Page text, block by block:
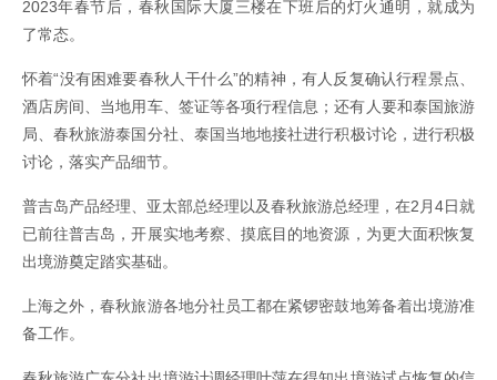
2023年春节后，春秋国际大厦三楼在下班后的灯火通明，就成为
了常态。
怀着“没有困难要春秋人干什么”的精神，有人反复确认行程景点、
酒店房间、当地用车、签证等各项行程信息；还有人要和泰国旅游
局、春秋旅游泰国分社、泰国当地地接社进行积极讨论，进行积极
讨论，落实产品细节。
普吉岛产品经理、亚太部总经理以及春秋旅游总经理，在2月4日就
已前往普吉岛，开展实地考察、摸底目的地资源，为更大面积恢复
出境游奠定踏实基础。
上海之外，春秋旅游各地分社员工都在紧锣密鼓地筹备着出境游准
备工作。